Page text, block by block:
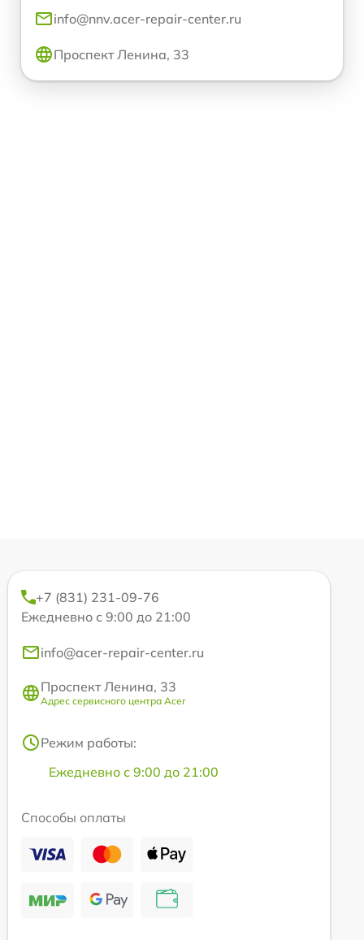
info@nnv.acer-repair-center.ru
Проспект Ленина, 33
+7 (831) 231-09-76
Ежедневно с 9:00 до 21:00
info@acer-repair-center.ru
Проспект Ленина, 33
Адрес сервисного центра Acer
Режим работы:
Ежедневно с 9:00 до 21:00
Способы оплаты